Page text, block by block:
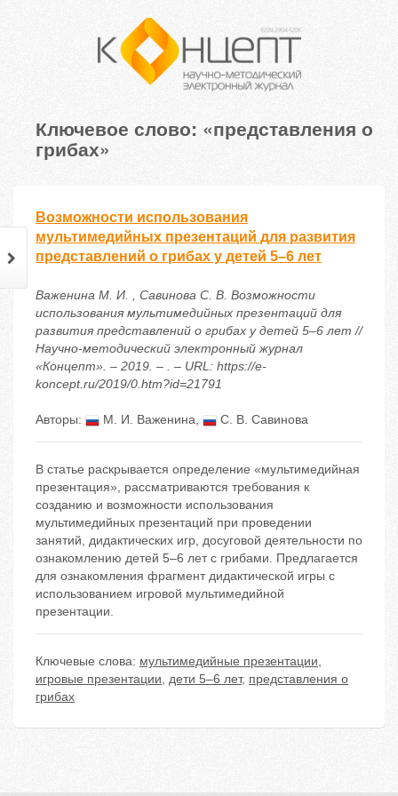
Ключевое слово: «представления о
грибах»
Возможности использования
мультимедийных презентаций для развития
представлений о грибах у детей 5–6 лет
Важенина М. И. , Савинова С. В. Возможности
использования мультимедийных презентаций для
развития представлений о грибах у детей 5–6 лет //
Научно-методический электронный журнал
«Концепт». – 2019. – . – URL: https://e-
koncept.ru/2019/0.htm?id=21791
Авторы: М. И. Важенина, С. В. Савинова
В статье раскрывается определение «мультимедийная
презентация», рассматриваются требования к
созданию и возможности использования
мультимедийных презентаций при проведении
занятий, дидактических игр, досуговой деятельности по
ознакомлению детей 5–6 лет с грибами. Предлагается
для ознакомления фрагмент дидактической игры с
использованием игровой мультимедийной
презентации.
Ключевые слова: мультимедийные презентации,
игровые презентации, дети 5–6 лет, представления о
грибах